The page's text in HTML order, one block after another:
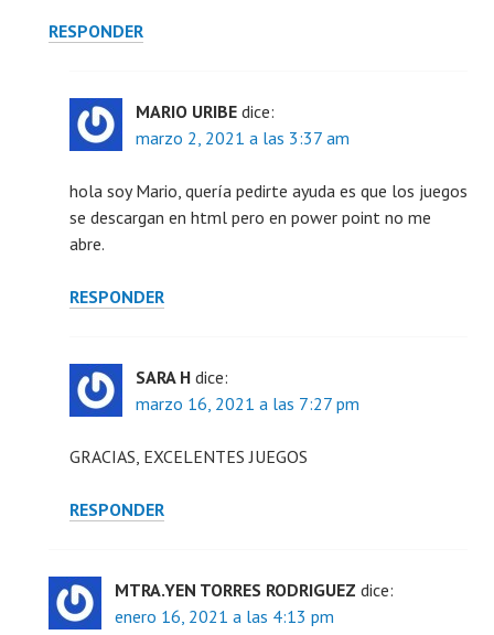
RESPONDER
MARIO URIBE dice:
marzo 2, 2021 a las 3:37 am
hola soy Mario, quería pedirte ayuda es que los juegos
se descargan en html pero en power point no me
abre.
RESPONDER
SARA H dice:
marzo 16, 2021 a las 7:27 pm
GRACIAS, EXCELENTES JUEGOS
RESPONDER
MTRA.YEN TORRES RODRIGUEZ dice:
enero 16, 2021 a las 4:13 pm